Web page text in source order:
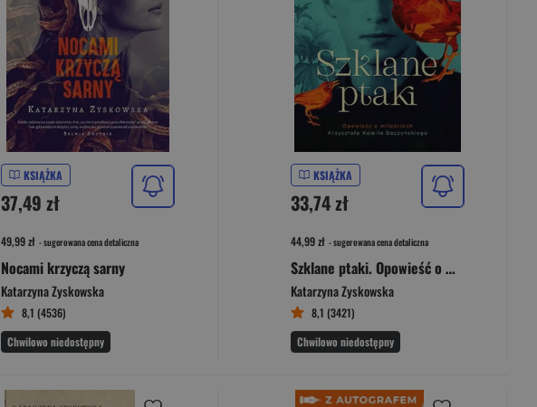
KSIĄŻKA
37,49 zł
49,99 zł - sugerowana cena detaliczna
Nocami krzyczą sarny
Katarzyna Zyskowska
8,1 (4536)
Chwilowo niedostępny
KSIĄŻKA
33,74 zł
44,99 zł - sugerowana cena detaliczna
Szklane ptaki. Opowieść o miłościach Krzysztofa Kamila Baczyńskiego
Katarzyna Zyskowska
8,1 (3421)
Chwilowo niedostępny